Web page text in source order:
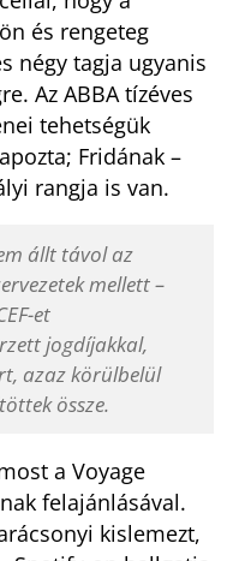
és rengeteg
négy tagja ugyanis
Az ABBA tízéves
tehetségük
Fridának –
rangja is van.
állt távol az
mellett –
et
jogdíjakkal,
azaz körülbelül
össze.
a Voyage
felajánlásával.
kislemezt,